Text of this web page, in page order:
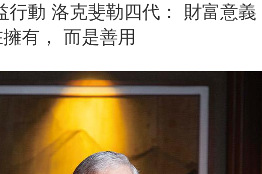
行動 洛克斐勒四代： 財富意義
有， 而是善用